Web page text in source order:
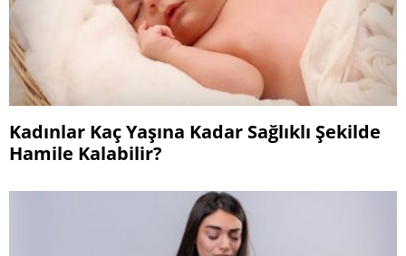
Kadınlar Kaç Yaşına Kadar Sağlıklı Şekilde
Hamile Kalabilir?